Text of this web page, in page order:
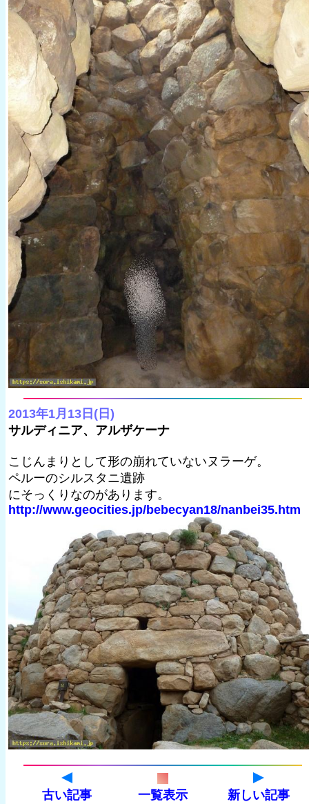
2013年1月13日(日)
サルディニア、アルザケーナ
こじんまりとして形の崩れていないヌラーゲ。
ペルーのシルスタニ遺跡
にそっくりなのがあります。
http://www.geocities.jp/bebecyan18/nanbei35.htm
古い記事 一覧表示 新しい記事